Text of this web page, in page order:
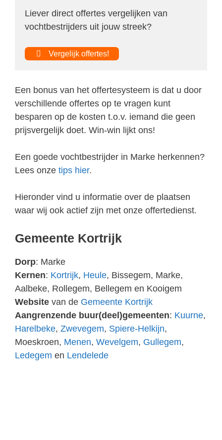
Liever direct offertes vergelijken van
vochtbestrijders uit jouw streek?
Vergelijk offertes!
Een bonus van het offertesysteem is dat u door
verschillende offertes op te vragen kunt
besparen op de kosten t.o.v. iemand die geen
prijsvergelijk doet. Win-win lijkt ons!
Een goede vochtbestrijder in Marke herkennen?
Lees onze tips hier.
Hieronder vind u informatie over de plaatsen
waar wij ook actief zijn met onze offertedienst.
Gemeente Kortrijk
Dorp: Marke
Kernen: Kortrijk, Heule, Bissegem, Marke,
Aalbeke, Rollegem, Bellegem en Kooigem
Website van de Gemeente Kortrijk
Aangrenzende buur(deel)gemeenten: Kuurne,
Harelbeke, Zwevegem, Spiere-Helkijn,
Moeskroen, Menen, Wevelgem, Gullegem,
Ledegem en Lendelede